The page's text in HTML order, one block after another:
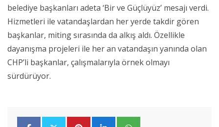
belediye başkanları adeta ‘Bir ve Güçlüyüz’ mesajı verdi.
Hizmetleri ile vatandaşlardan her yerde takdir gören
başkanlar, miting sırasında da alkış aldı. Özellikle
dayanışma projeleri ile her an vatandaşın yanında olan
CHP’li başkanlar, çalışmalarıyla örnek olmayı
sürdürüyor.